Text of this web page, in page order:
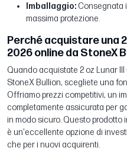
Imballaggio: Consegnata
massima protezione.
Perché acquistare una 2
2026 online da StoneX
Quando acquistate 2 oz Lunar
StoneX Bullion, scegliete una
Offriamo prezzi competitivi, un
completamente assicurata per
in modo sicuro. Questo prodotto
è un'eccellente opzione di
che per i nuovi acquirenti.